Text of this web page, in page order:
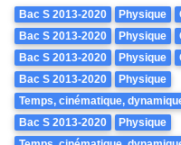
Theme
Bac S 2013-2020 Physique
Bac S 2013-2020
Physique
Bac S 2013-2020
Physique
Bac S 2013-2020
Physique
Temps, cinématique,
Bac S 2013-2020
Physique